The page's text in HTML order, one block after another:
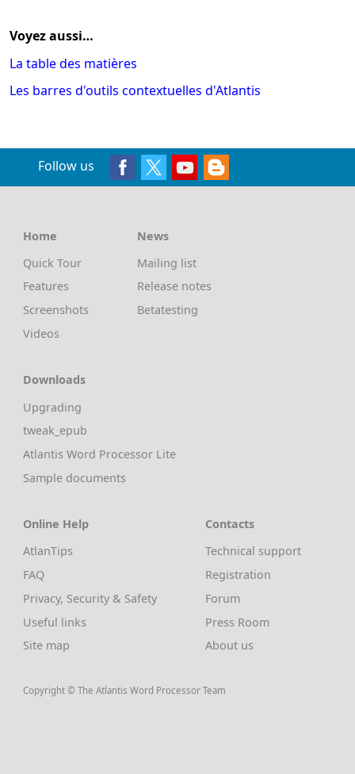
Voyez aussi…
La table des matières
Les barres d'outils contextuelles d'Atlantis
Follow us
Home
Quick Tour
Features
Screenshots
Videos
News
Mailing list
Release notes
Betatesting
Downloads
Upgrading
tweak_epub
Atlantis Word Processor Lite
Sample documents
Online Help
AtlanTips
FAQ
Privacy, Security & Safety
Useful links
Site map
Contacts
Technical support
Registration
Forum
Press Room
About us
Copyright © The Atlantis Word Processor Team